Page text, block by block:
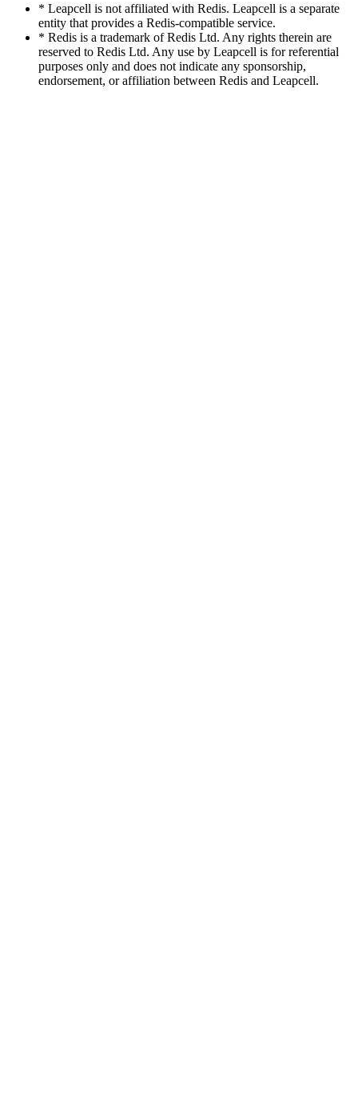
* Leapcell is not affiliated with Redis. Leapcell is a separate
entity that provides a Redis-compatible service.
* Redis is a trademark of Redis Ltd. Any rights therein are
reserved to Redis Ltd. Any use by Leapcell is for referential
purposes only and does not indicate any sponsorship,
endorsement, or affiliation between Redis and Leapcell.